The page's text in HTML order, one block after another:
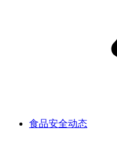
食品安全动态